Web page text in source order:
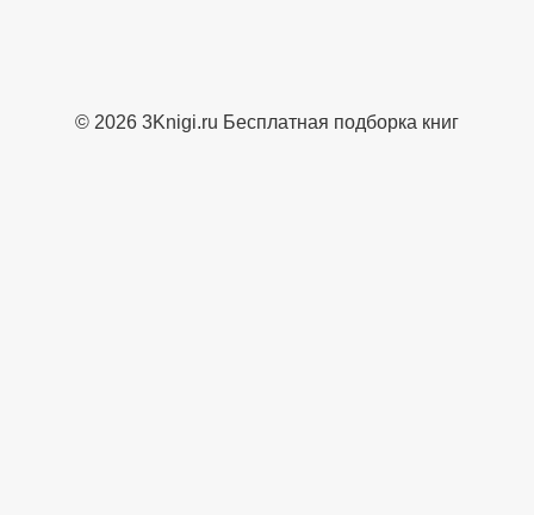
© 2026 3Knigi.ru Бесплатная подборка книг